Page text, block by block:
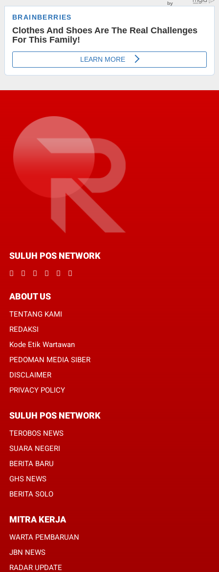
SULUH POS NETWORK
ABOUT US
TENTANG KAMI
REDAKSI
Kode Etik Wartawan
PEDOMAN MEDIA SIBER
DISCLAIMER
PRIVACY POLICY
SULUH POS NETWORK
TEROBOS NEWS
SUARA NEGERI
BERITA BARU
GHS NEWS
BERITA SOLO
MITRA KERJA
WARTA PEMBARUAN
JBN NEWS
RADAR UPDATE